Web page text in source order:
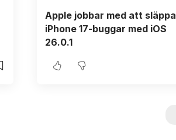
Apple jobbar med att släppa
iPhone 17-buggar med iOS
26.0.1